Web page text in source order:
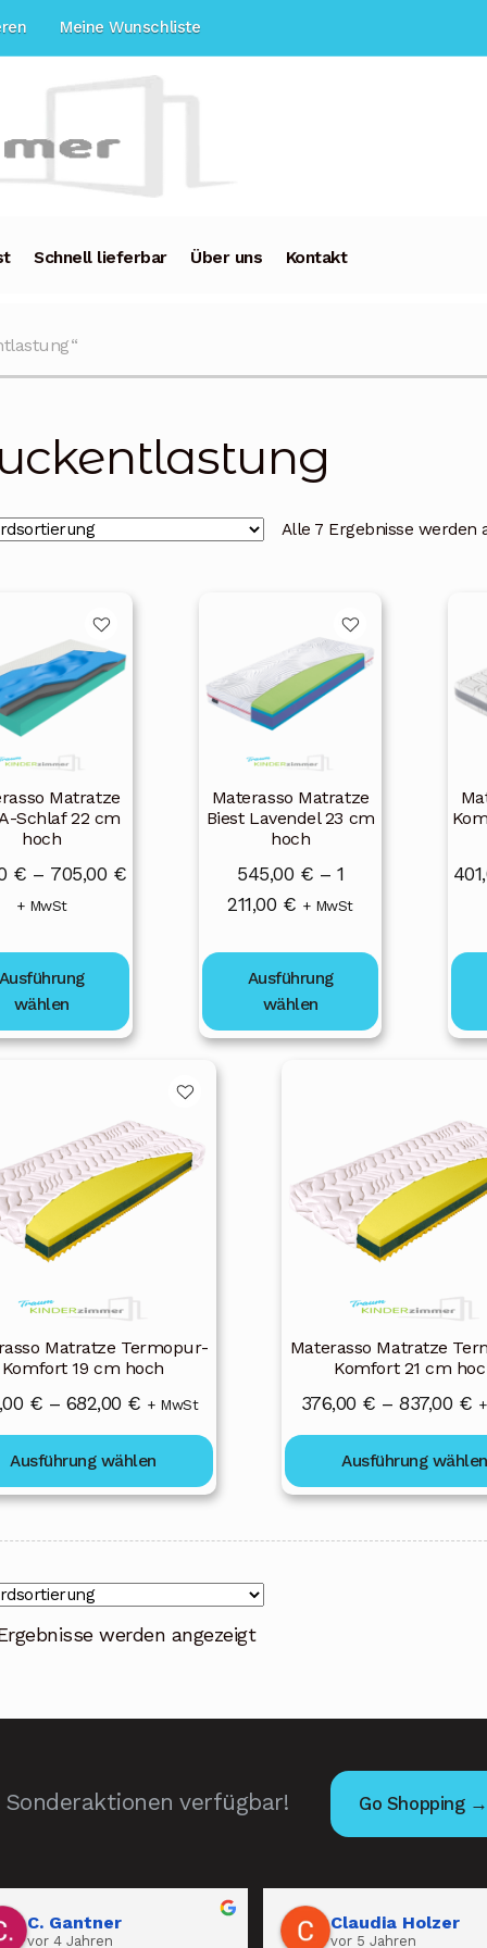
Meine Wunschliste
Schnell lieferbar Über uns Kontakt
Alle 7 Ergebnisse werden
Matratze
Schlaf 22 cm
hoch
€ – 705,00 €Preisspanne:
705,00 €
+ MwSt
Ausführung
wählen
Materasso Matratze
Biest Lavendel 23 cm
hoch
545,00 € – 1
211,00 €Preisspanne:
1
211,00 €
+ MwSt
Ausführung
wählen
mehrere
Varianten
Optionen
können
Produktseite
gewählt
der
Matratze Termopur-
Komfort 19 cm hoch
€ – 682,00 €Preisspanne:
308,00 €
bis
682,00 €
+ MwSt
Ausführung wählen
Materasso Matratze
Komfort 21 cm
376,00 € –837,00 €
bis
Ausführung wählen
Varianten
auf.
Produktseite
werden
werden angezeigt
Sonderaktionen verfügbar! Go Shopping →
C. Gantner
vor 4 Jahren
Claudia Holzer
vor 5 Jahren